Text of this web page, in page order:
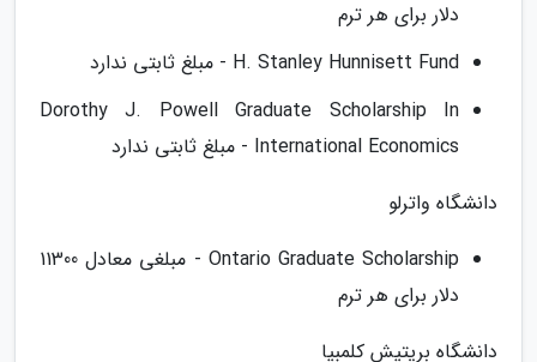
دلار برای هر ترم
H. Stanley Hunnisett Fund - مبلغ ثابتی ندارد
Dorothy J. Powell Graduate Scholarship In
International Economics - مبلغ ثابتی ندارد
دانشگاه واترلو
Ontario Graduate Scholarship - مبلغی معادل 11300
دلار برای هر ترم
دانشگاه بریتیش کلمبیا